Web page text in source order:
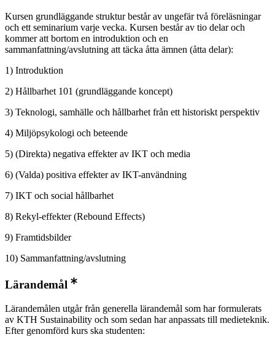
Kursen grundläggande struktur består av ungefär två föreläsningar
och ett seminarium varje vecka. Kursen består av tio delar och
kommer att bortom en introduktion och en
sammanfattning/avslutning att täcka åtta ämnen (åtta delar):
1) Introduktion
2) Hållbarhet 101 (grundläggande koncept)
3) Teknologi, samhälle och hållbarhet från ett historiskt perspektiv
4) Miljöpsykologi och beteende
5) (Direkta) negativa effekter av IKT och media
6) (Valda) positiva effekter av IKT-användning
7) IKT och social hållbarhet
8) Rekyl-effekter (Rebound Effects)
9) Framtidsbilder
10) Sammanfattning/avslutning
Lärandemål
Lärandemålen utgår från generella lärandemål som har formulerats
av KTH Sustainability och som sedan har anpassats till medieteknik.
Efter genomförd kurs ska studenten: